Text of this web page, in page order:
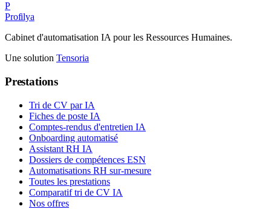
P
Profilya
Cabinet d'automatisation IA pour les Ressources Humaines.
Une solution Tensoria
Prestations
Tri de CV par IA
Fiches de poste IA
Comptes-rendus d'entretien IA
Onboarding automatisé
Assistant RH IA
Dossiers de compétences ESN
Automatisations RH sur-mesure
Toutes les prestations
Comparatif tri de CV IA
Nos offres